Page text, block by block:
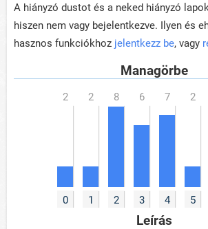
A hiányzó dustot és a neked hiányzó
hiszen nem vagy bejelentkezve. Ilyen és
hasznos funkciókhoz jelentkezz be, vagy
Managörbe
0 1 2 3 4 5
Leírás